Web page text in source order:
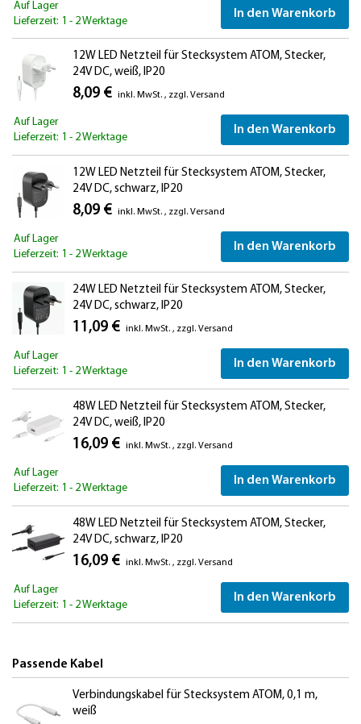
Auf Lager
Lieferzeit: 1 - 2 Werktage
In den Warenkorb
12W LED Netzteil für Stecksystem ATOM, Stecker,
24V DC, weiß, IP20
8,09 € inkl. MwSt. , zzgl. Versand
Auf Lager
Lieferzeit: 1 - 2 Werktage
In den Warenkorb
12W LED Netzteil für Stecksystem ATOM, Stecker,
24V DC, schwarz, IP20
8,09 € inkl. MwSt. , zzgl. Versand
Auf Lager
Lieferzeit: 1 - 2 Werktage
In den Warenkorb
24W LED Netzteil für Stecksystem ATOM, Stecker,
24V DC, schwarz, IP20
11,09 € inkl. MwSt. , zzgl. Versand
Auf Lager
Lieferzeit: 1 - 2 Werktage
In den Warenkorb
48W LED Netzteil für Stecksystem ATOM, Stecker,
24V DC, weiß, IP20
16,09 € inkl. MwSt. , zzgl. Versand
Auf Lager
Lieferzeit: 1 - 2 Werktage
In den Warenkorb
48W LED Netzteil für Stecksystem ATOM, Stecker,
24V DC, schwarz, IP20
16,09 € inkl. MwSt. , zzgl. Versand
Auf Lager
Lieferzeit: 1 - 2 Werktage
In den Warenkorb
Passende Kabel
Verbindungskabel für Stecksystem ATOM, 0,1 m,
weiß